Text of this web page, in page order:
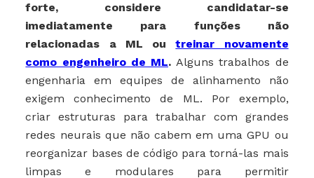
forte, considere candidatar-se
imediatamente para funções não
relacionadas a ML outreinar novamente
como engenheiro de ML. Alguns trabalhos de
engenharia em equipes de alinhamento não
exigem conhecimento de ML. Por exemplo,
criar estruturas para trabalhar com grandes
redes neurais que não cabem em uma GPU ou
reorganizar bases de código para torná-las mais
limpas e modulares para permitir